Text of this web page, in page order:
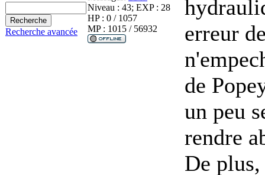
Recherche avancée
Niveau : 43; EXP : 28
HP : 0 / 1057
MP : 1015 / 56932
erreur
de
un peu
rendre
De